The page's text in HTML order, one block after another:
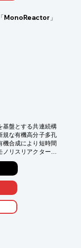
MonoReactor」
基盤とする共連続構
規な有機高分子多孔
機合成により短時間
リスリアクターを
のフロー有機合成
ラリーの作成によ
などへの応用に大